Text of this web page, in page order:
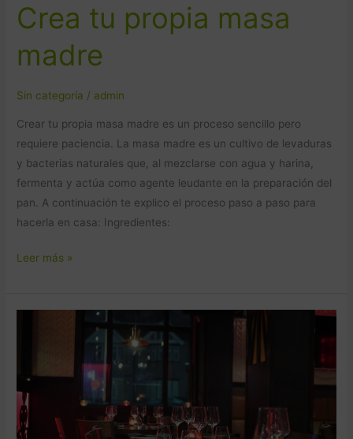
Crea tu propia masa
madre
Sin categoría / admin
Crear tu propia masa madre es un proceso sencillo pero
requiere paciencia. La masa madre es un cultivo de levaduras
y bacterias naturales que, al mezclarse con agua y harina,
fermenta y actúa como agente leudante en la preparación del
pan. A continuación te explico el proceso paso a paso para
hacerla en casa: Ingredientes:
Leer más »
en
Madrid